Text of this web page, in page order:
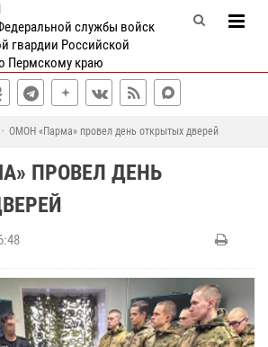
службы войск
гвардии Российской
Пермскому краю
ОМОН «Парма» провел день открытых дверей
ПРОВЕЛ ДЕНЬ